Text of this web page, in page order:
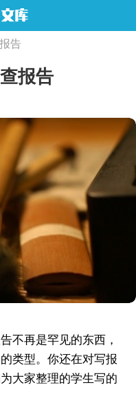
告
报告
不再是罕见的东西，
类型。你还在对写报
大家整理的学生写的